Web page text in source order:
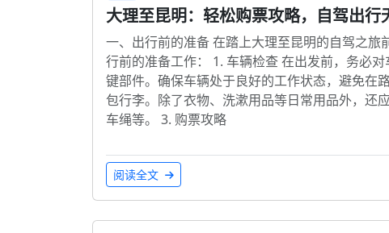
大理至昆明：轻松购票攻略，自驾出行
一、出行前的准备 在踏上大理至昆明的自驾之
行前的准备工作： 1. 车辆检查 在出发前，务必
键部件。确保车辆处于良好的工作状态，避免在
包行李。除了衣物、洗漱用品等日常用品外，还
车绳等。 3. 购票攻略
阅读全文